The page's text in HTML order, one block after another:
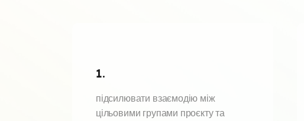
1.
підсилювати взаємодію між
цільовими групами проєкту та